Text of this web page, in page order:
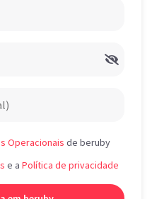
Operacionais de beruby
e a Política de privacidade